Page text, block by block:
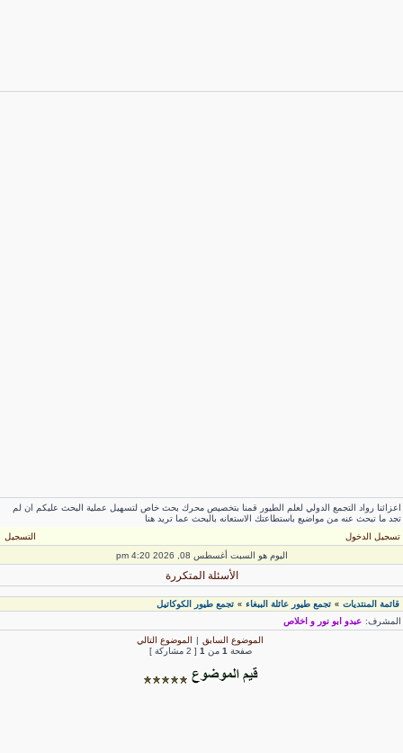
رواد التجمع الدولي لعلم الطيور قمنا بتخصيص محرك بحث خاص لتسهيل عملية البحث عليكم ان لم
ما تبحث عنه من مواضيع باستطاعتك الاستعانه بالبحث عما تريد هنا
تسجيل الدخول
التسجيل
اليوم هو السبت أغسطس 08, 2026 4:20 pm
الأسئلة المتكررة
قائمة المنتديات» تجمع طيور عائلة الببغاء» تجمع طيور الكوكاتيل
عبدو ابو نور و اخلاص
الموضوع السابق| الموضوع التالي
صفحة1 من [ 2 مشاركة ]